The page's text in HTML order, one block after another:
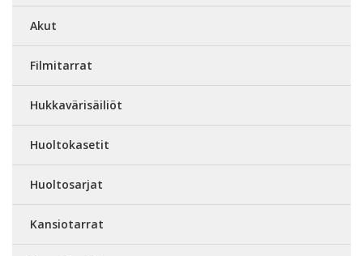
Akut
Filmitarrat
Hukkavärisäiliöt
Huoltokasetit
Huoltosarjat
Kansiotarrat